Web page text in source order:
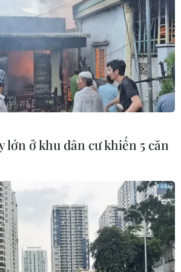
lần thứ 4 đăng cai Diễn
tế Horasis
lớn ở khu dân cư khiến 5 căn